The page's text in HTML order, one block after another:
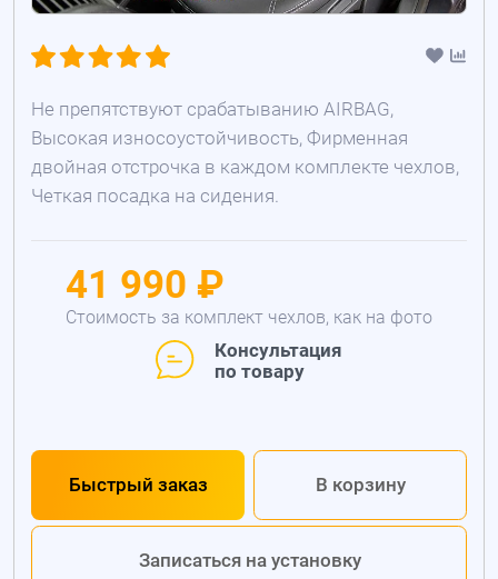
Не препятствуют срабатыванию AIRBAG,
Высокая износоустойчивость, Фирменная
двойная отстрочка в каждом комплекте чехлов,
Четкая посадка на сидения.
41 990 ₽
Стоимость за комплект чехлов, как на фото
Консультация
по товару
Быстрый заказ В корзину
Записаться на установку